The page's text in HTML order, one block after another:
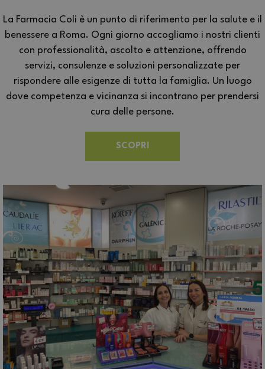
La Farmacia Coli è un punto di riferimento per la salute e il
benessere a Roma. Ogni giorno accogliamo i nostri clienti
con professionalità, ascolto e attenzione, offrendo
servizi, consulenze e soluzioni personalizzate per
rispondere alle esigenze di tutta la famiglia. Un luogo
dove competenza e vicinanza si incontrano per prendersi
cura delle persone.
SCOPRI